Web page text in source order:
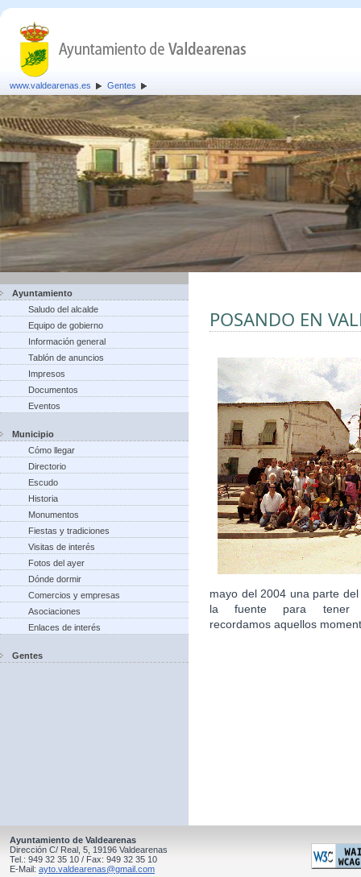
www.valdearenas.es Gentes
Ayuntamiento
Saludo del alcalde
Equipo de gobierno
Información general
Tablón de anuncios
Impresos
Documentos
Eventos
Municipio
Cómo llegar
Directorio
Escudo
Historia
Monumentos
Fiestas y tradiciones
Visitas de interés
Fotos del ayer
Dónde dormir
Comercios y empresas
Asociaciones
Enlaces de interés
Gentes
POSANDO EN
mayo del 2004 una parte
la fuente para tener
recordamos aquellos
Ayuntamiento de Valdearenas
Dirección C/ Real, 5, 19196 Valdearenas
Tel.: 949 32 35 10 / Fax: 949 32 35 10
E-Mail: ayto.valdearenas@gmail.com